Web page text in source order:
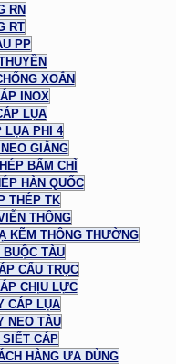
RN
RT
PP
XOẮN
INOX
LỤA
LỤA PHI 4
GIẰNG
BẤM CHÌ
HÀN QUỐC
THÉP TK
THÔNG
KẼM THÔNG THƯỜNG
TÀU
CẨU TRỤC
CHỊU LỰC
CÁP LỤA
NEO TÀU
CÁP
HÀNG ƯA DÙNG